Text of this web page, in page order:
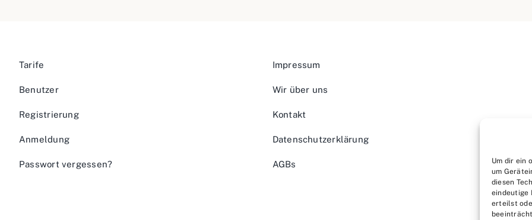
Um dir ein
um
diesen
eindeutige
erteilst
Tarife
Benutzer
Registrierung
Anmeldung
Passwort vergessen?
Impressum
Wir über uns
Kontakt
Datenschutzerklärung
AGBs